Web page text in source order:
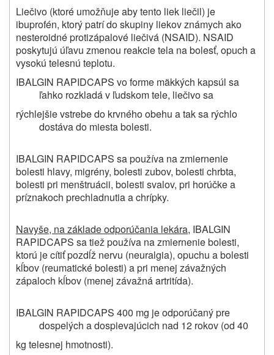
Liečivo (ktoré umožňuje aby tento liek liečil) je
ibuprofén, ktorý patrí do skupiny liekov známych ako
nesteroidné protizápalové liečivá (NSAID). NSAID
poskytujú úľavu zmenou reakcie tela na bolesť, opuch a
vysokú telesnú teplotu.
IBALGIN RAPIDCAPS vo forme mäkkých kapsúl sa
ľahko rozkladá v ľudskom tele, liečivo sa
rýchlejšie vstrebe do krvného obehu a tak sa rýchlo
dostáva do miesta bolesti.
IBALGIN RAPIDCAPS sa používa na zmiernenie
bolesti hlavy, migrény, bolesti zubov, bolesti chrbta,
bolesti pri menštruácii, bolesti svalov, pri horúčke a
príznakoch prechladnutia a chrípky.
Navyše, na základe odporúčania lekára, IBALGIN
RAPIDCAPS sa tiež používa na zmiernenie bolesti,
ktorú je cítiť pozdĺž nervu (neuralgia), opuchu a bolesti
kĺbov (reumatické bolesti) a pri menej závažných
zápaloch kĺbov (menej závažná artritída).
IBALGIN RAPIDCAPS 400 mg je odporúčaný pre
dospelých a dospievajúcich nad 12 rokov (od 40
kg telesnej hmotnosti).